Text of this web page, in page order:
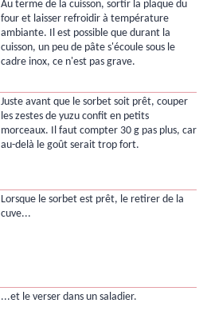
Au terme de la cuisson, sortir la plaque du
four et laisser refroidir à température
ambiante. Il est possible que durant la
cuisson, un peu de pâte s'écoule sous le
cadre inox, ce n'est pas grave.
Juste avant que le sorbet soit prêt, couper
les zestes de yuzu confit en petits
morceaux. Il faut compter 30 g pas plus, car
au-delà le goût serait trop fort.
Lorsque le sorbet est prêt, le retirer de la
cuve...
...et le verser dans un saladier.